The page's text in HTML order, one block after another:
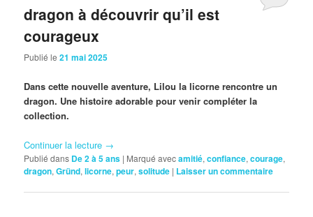
dragon à découvrir qu’il est
courageux
Publié le21 mai 2025
Dans cette nouvelle aventure, Lilou la licorne rencontre un
dragon. Une histoire adorable pour venir compléter la
collection.
Continuer la lecture →
Publié dans De 2 à 5 ans | Marqué avecamitié,confiance,courage,
dragon,Gründ,licorne,peur,solitude | Laisser un commentaire